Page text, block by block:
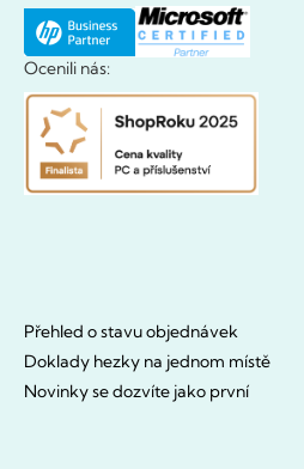
Ocenili nás:
Přehled o stavu objednávek
Doklady hezky na jednom místě
Novinky se dozvíte jako první